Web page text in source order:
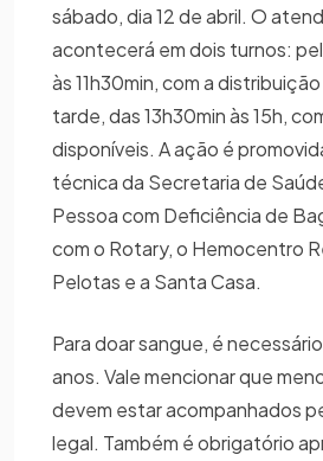
sábado, dia 12 de abril. O
acontecerá em dois turnos:
às 11h30min, com a
tarde, das 13h30min às 15h,
disponíveis. A ação é
técnica da Secretaria de
Pessoa com Deficiência de
com o Rotary, o Hemocentro
Pelotas e a Santa Casa.
Para doar sangue, é
anos. Vale mencionar que
devem estar acompanhados
legal. Também é obrigatório